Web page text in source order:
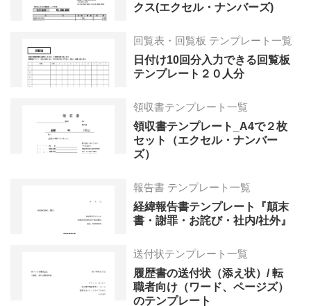
クス(エクセル・ナンバーズ)
回覧表・回覧板 テンプレート一覧
日付け10回分入力できる回覧板
テンプレート２０人分
領収書テンプレート一覧
領収書テンプレート_A4で２枚
セット（エクセル・ナンバー
ズ）
報告書 テンプレート一覧
経緯報告書テンプレート『顛末
書・謝罪・お詫び・社内/社外』
送付状テンプレート一覧
履歴書の送付状（添え状）/ 転
職者向け（ワード、ページズ）
のテンプレート